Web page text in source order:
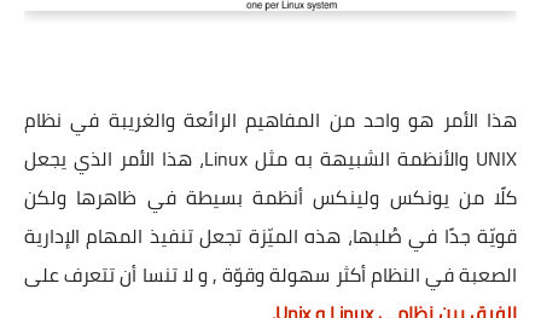
هذا اﻷمر هو واحد من المفاهيم الرائعة والغريبة في نظام
UNIX واﻷنظمة الشبيهة به مثل Linux، هذا اﻷمر الذي يجعل
كلًا من يونكس ولينكس أنظمة بسيطة في ظاهرها ولكن
قويّة جدًا في صُلبها، هذه الميّزة تجعل تنفيذ المهام اﻹدارية
الصعبة في النظام أكثر سهولة وقوّة , و لا تنسا أن تتعرف على